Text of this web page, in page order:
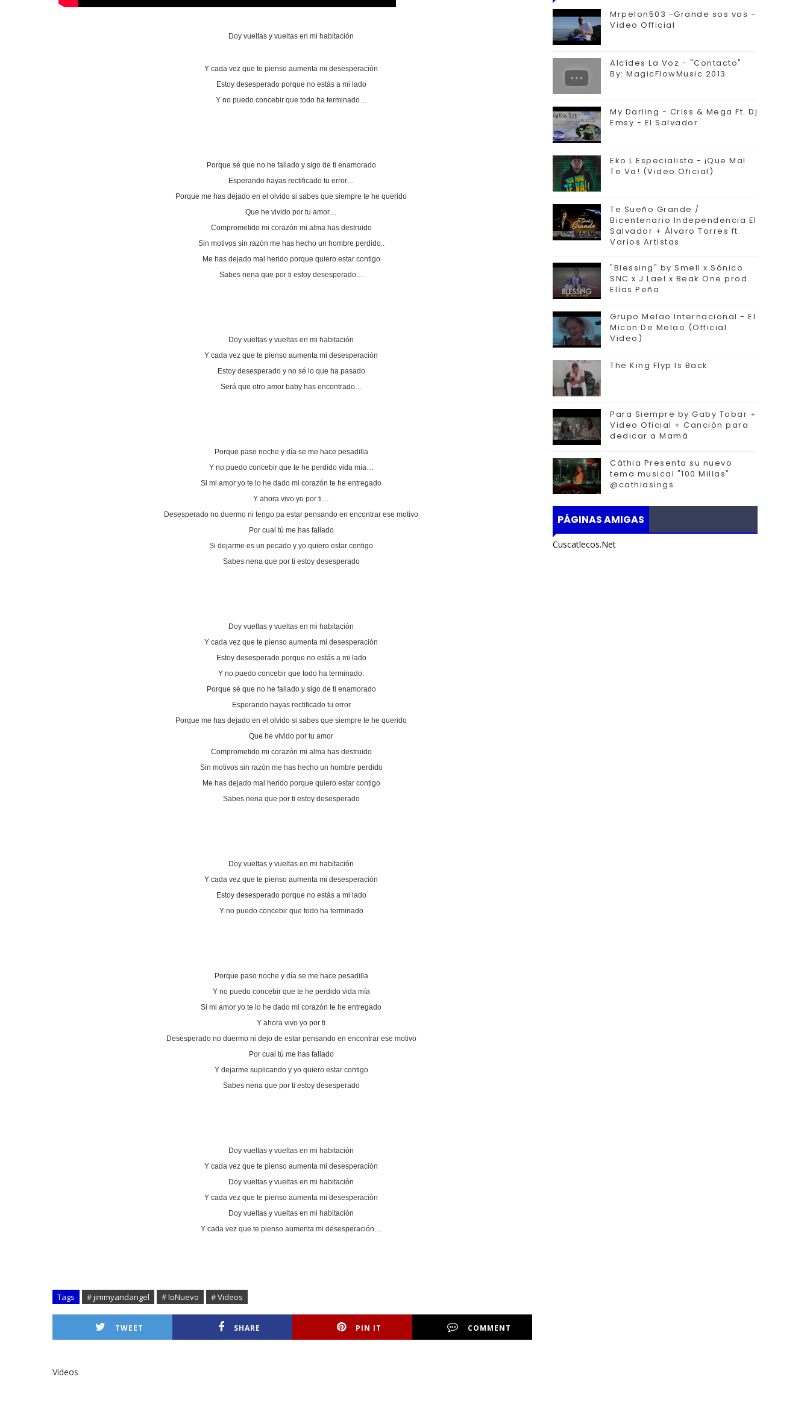
Doy vueltas y vueltas en mi habitación
Y cada vez que te pienso aumenta mi desesperación
Estoy desesperado porque no estás a mi lado
Y no puedo concebir que todo ha terminado…
Porque sé que no he fallado y sigo de ti enamorado
Esperando hayas rectificado tu error…
Porque me has dejado en el olvido si sabes que siempre te he querido
Que he vivido por tu amor…
Comprometido mi corazón mi alma has destruido
Sin motivos sin razón me has hecho un hombre perdido..
Me has dejado mal herido porque quiero estar contigo
Sabes nena que por ti estoy desesperado…
Doy vueltas y vueltas en mi habitación
Y cada vez que te pienso aumenta mi desesperación
Estoy desesperado y no sé lo que ha pasado
Será que otro amor baby has encontrado…
Porque paso noche y día se me hace pesadilla
Y no puedo concebir que te he perdido vida mía…
Si mi amor yo te lo he dado mi corazón te he entregado
Y ahora vivo yo por ti…
Desesperado no duermo ni tengo pa estar pensando en encontrar ese motivo
Por cual tú me has fallado
Si dejarme es un pecado y yo quiero estar contigo
Sabes nena que por ti estoy desesperado
Doy vueltas y vueltas en mi habitación
Y cada vez que te pienso aumenta mi desesperación
Estoy desesperado porque no estás a mi lado
Y no puedo concebir que todo ha terminado.
Porque sé que no he fallado y sigo de ti enamorado
Esperando hayas rectificado tu error
Porque me has dejado en el olvido si sabes que siempre te he querido
Que he vivido por tu amor
Comprometido mi corazón mi alma has destruido
Sin motivos sin razón me has hecho un hombre perdido
Me has dejado mal herido porque quiero estar contigo
Sabes nena que por ti estoy desesperado
Doy vueltas y vueltas en mi habitación
Y cada vez que te pienso aumenta mi desesperación
Estoy desesperado porque no estás a mi lado
Y no puedo concebir que todo ha terminado
Porque paso noche y día se me hace pesadilla
Y no puedo concebir que te he perdido vida mía
Si mi amor yo te lo he dado mi corazón te he entregado
Y ahora vivo yo por ti
Desesperado no duermo ni dejo de estar pensando en encontrar ese motivo
Por cual tú me has fallado
Y dejarme suplicando y yo quiero estar contigo
Sabes nena que por ti estoy desesperado
Doy vueltas y vueltas en mi habitación
Y cada vez que te pienso aumenta mi desesperación
Doy vueltas y vueltas en mi habitación
Y cada vez que te pienso aumenta mi desesperación
Doy vueltas y vueltas en mi habitación
Y cada vez que te pienso aumenta mi desesperación....
Tags # jimmyandangel # loNuevo # Videos
TWEET SHARE PIN IT COMMENT
Videos
Mrpelon503 -Grande sos vos -
Video Official
Alcídes La Voz - "Contacto"
By: MagicFlowMusic 2013
My Darling - Criss & Mega Ft. Dj
Emsy - El Salvador
Eko L Especialista - ¡Que Mal
Te Va! (Video Oficial)
Te Sueño Grande /
Bicentenario Independencia El
Salvador + Álvaro Torres ft.
Varios Artistas
"Blessing" by Smell x Sónico
SNC x J Lael x Beak One prod.
Elías Peña
Grupo Melao Internacional - El
Micon De Melao (Official
Video)
The King Flyp Is Back
Para Siempre by Gaby Tobar +
Video Oficial + Canción para
dedicar a Mamá
Cáthia Presenta su nuevo
tema musical "100 Millas"
@cathiasings
PÁGINAS AMIGAS
Cuscatlecos.Net